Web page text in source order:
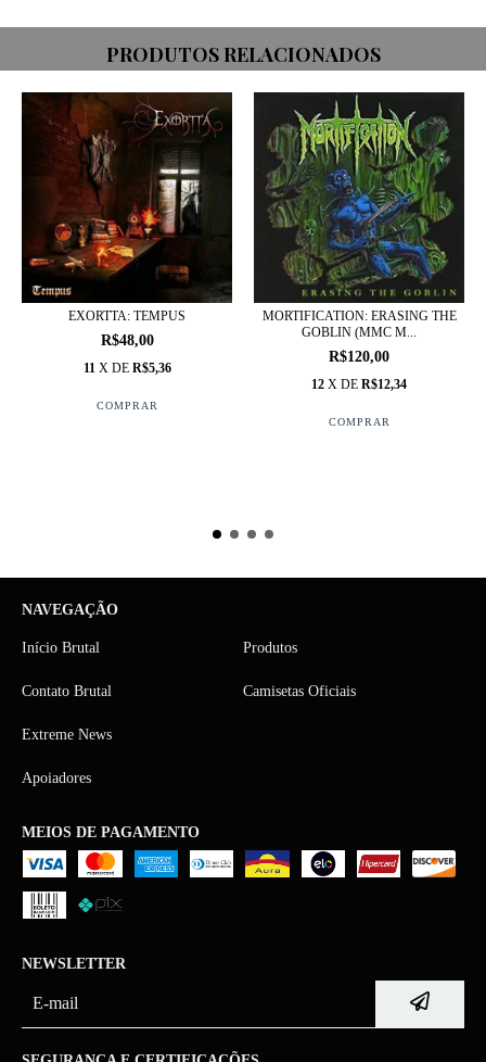
PRODUTOS RELACIONADOS
EXORTTA: TEMPUS
R$48,00
11 X DE R$5,36
MORTIFICATION: ERASING THE
GOBLIN (MMC M...
R$120,00
12 X DE R$12,34
NAVEGAÇÃO
Início Brutal Produtos
Contato Brutal Camisetas Oficiais
Extreme News
Apoiadores
MEIOS DE PAGAMENTO
NEWSLETTER